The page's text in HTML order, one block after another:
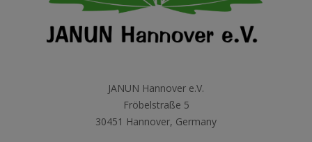
JANUN Hannover e.V.
Fröbelstraße 5
30451 Hannover, Germany